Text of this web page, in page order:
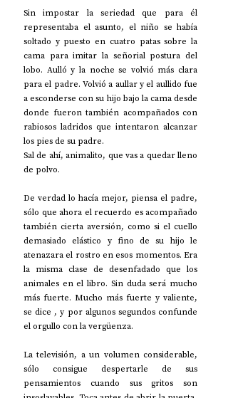
Sin impostar la seriedad que para él
representaba el asunto, el niño se había
soltado y puesto en cuatro patas sobre la
cama para imitar la señorial postura del
lobo. Aulló y la noche se volvió más clara
para el padre. Volvió a aullar y el aullido fue
a esconderse con su hijo bajo la cama desde
donde fueron también acompañados con
rabiosos ladridos que intentaron alcanzar
los pies de su padre.
Sal de ahí, animalito, que vas a quedar lleno
de polvo.
De verdad lo hacía mejor, piensa el padre,
sólo que ahora el recuerdo es acompañado
también cierta aversión, como si el cuello
demasiado elástico y fino de su hijo le
atenazara el rostro en esos momentos. Era
la misma clase de desenfadado que los
animales en el libro. Sin duda será mucho
más fuerte. Mucho más fuerte y valiente,
se dice , y por algunos segundos confunde
el orgullo con la vergüenza.
La televisión, a un volumen considerable,
sólo consigue despertarle de sus
pensamientos cuando sus gritos son